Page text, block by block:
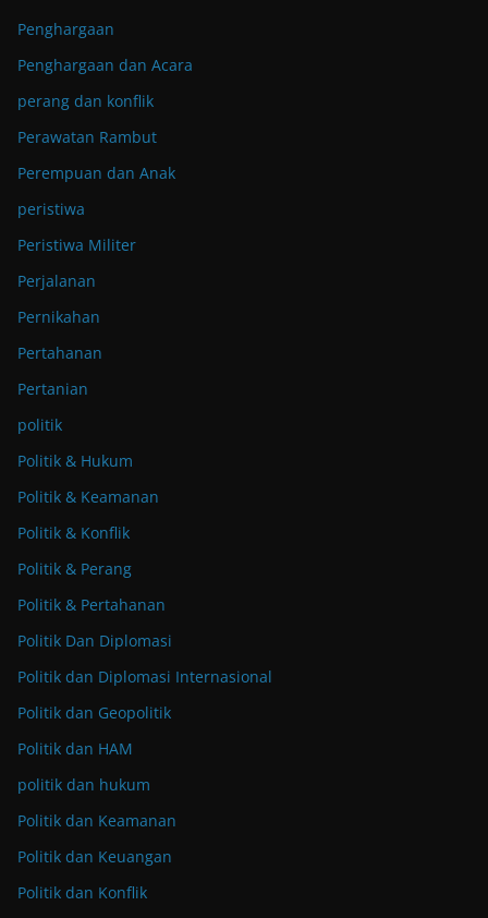
Penghargaan
Penghargaan dan Acara
perang dan konflik
Perawatan Rambut
Perempuan dan Anak
peristiwa
Peristiwa Militer
Perjalanan
Pernikahan
Pertahanan
Pertanian
politik
Politik & Hukum
Politik & Keamanan
Politik & Konflik
Politik & Perang
Politik & Pertahanan
Politik Dan Diplomasi
Politik dan Diplomasi Internasional
Politik dan Geopolitik
Politik dan HAM
politik dan hukum
Politik dan Keamanan
Politik dan Keuangan
Politik dan Konflik